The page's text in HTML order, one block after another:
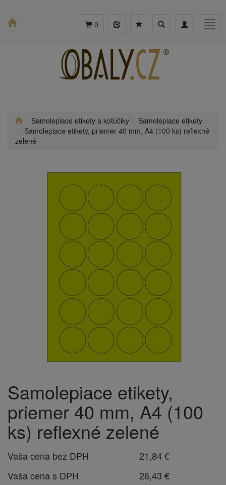
Toggle
Toggle
0
Samolepiace etikety a kotúčiky
Samolepiace etikety
Samolepiace etikety, priemer 40 mm, A4 (100 ks) reflexné
zelené
Samolepiace etikety,
priemer 40 mm, A4 (100
ks) reflexné zelené
Vaša cena bez DPH
21,84 €
Vaša cena s DPH
26,43 €